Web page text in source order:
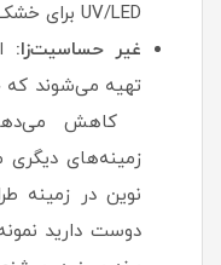
UV/LED برای خشک شدن سازگاری کامل دارند.
غیر حساسیت‌زا:
تهیه می‌شوند
کاهش
زمینه‌های دیگری
نوین در زمینه
دوست دارید